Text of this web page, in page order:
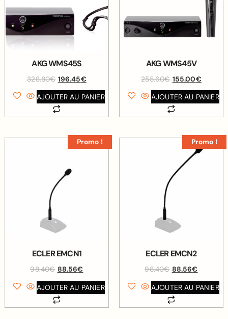
AKG WMS45S
328.80€ 196.45€
AJOUTER AU PANIER
AKG WMS45V
255.60€ 155.00€
AJOUTER AU PANIER
Promo !
ECLER EMCN1
98.40€ 88.56€
AJOUTER AU PANIER
Promo !
ECLER EMCN2
98.40€ 88.56€
AJOUTER AU PANIER